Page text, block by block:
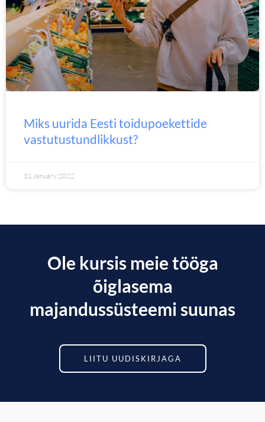
Miks uurida Eesti toidupoekettide
vastutustundlikkust?
31 January 2022
Ole kursis meie tööga
õiglasema
majandussüsteemi suunas
LIITU UUDISKIRJAGA